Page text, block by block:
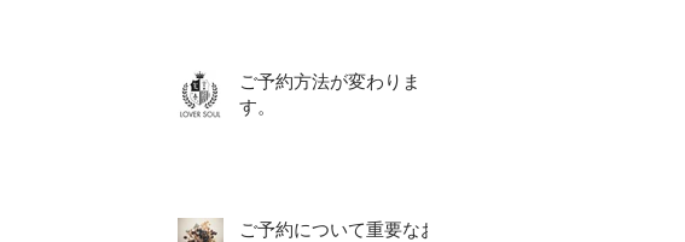
ご予約方法が変わりま
す。
ご予約について重要なお